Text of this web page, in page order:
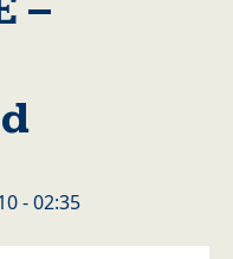
- 02:35